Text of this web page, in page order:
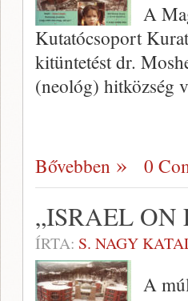
A
Kutatócsoport
kitüntetést dr.
(neológ) hitközség
Bővebben 0
„ISRAEL ON
ÍRTA: S. NAGY
A